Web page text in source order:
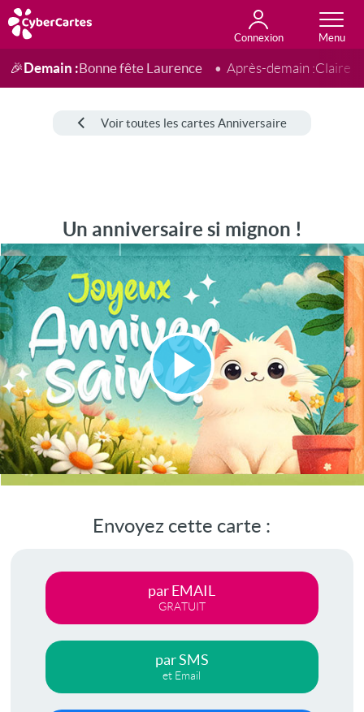
Connexion
Anniversaire
Fête du jour
Amour
Amitié
Merci
Toutes les cartes
🎉Demain :Bonne fête Laurence Après-demain :Claire
Voir toutes les cartes Anniversaire
Un anniversaire si mignon !
Lire
la
vidéo
Envoyez cette carte :
par EMAIL
GRATUIT
par SMS
et Email